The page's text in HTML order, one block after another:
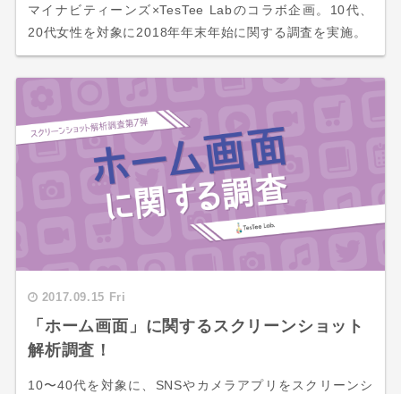
マイナビティーンズ×TesTee Labのコラボ企画。10代、
20代女性を対象に2018年年末年始に関する調査を実施。
2017.09.15 Fri
「ホーム画面」に関するスクリーンショット
解析調査！
10〜40代を対象に、SNSやカメラアプリをスクリーンシ